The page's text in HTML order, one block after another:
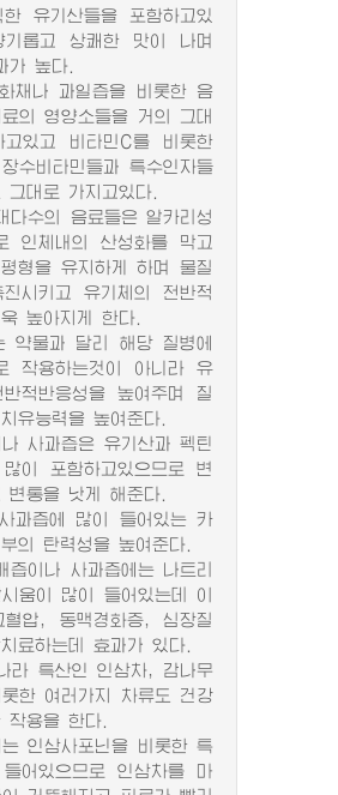
유기산들을 포함하고있
기롭고 상쾌한 맛이 나며
가 높다.
나 과일즙을 비롯한 음
의 영양소들을 거의 그대
고있고 비타민C를 비롯한
수비타민들과 특수인자들
그대로 가지고있다.
수의 음료들은 알카리성
인체내의 산성화를 막고
형을 유지하게 하며 물질
진시키고 유기체의 전반적
높아지게 한다.
물과 달리 해당 질병에
작용하는것이 아니라 유
적반응성을 높여주며 질
유능력을 높여준다.
사과즙은 유기산과 펙틴
이 포함하고있으므로 변
변통을 낫게 해준다.
즙에 많이 들어있는 카
의 탄력성을 높여준다.
이나 사과즙에는 나트리
움이 많이 들어있는데 이
혈압, 동맥경화증, 심장질
료하는데 효과가 있다.
특산인 인삼차, 감나무
한 여러가지 차류도 건강
작용을 한다.
인삼사포닌을 비롯한 특
어있으므로 인삼차를 마